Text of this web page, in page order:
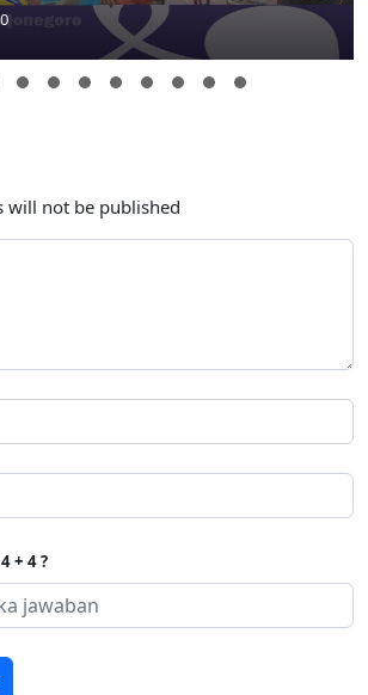
will not be published
+ 4 ?